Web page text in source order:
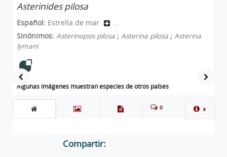
Asterinides pilosa
Español: Estrella de mar
...
Sinónimos: Asterinopsis pilosa ; Asterina pilosa ; Asterina
lymani
Algunas imágenes muestran especies de otros países
0
Compartir: